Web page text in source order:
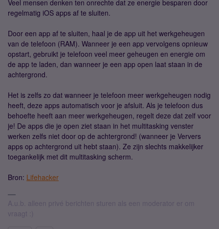
Veel mensen denken ten onrechte dat ze energie besparen door
regelmatig iOS apps af te sluiten.
Door een app af te sluiten, haal je de app uit het werkgeheugen
van de telefoon (RAM). Wanneer je een app vervolgens opnieuw
opstart, gebruikt je telefoon veel meer geheugen en energie om
de app te laden, dan wanneer je een app open laat staan in de
achtergrond.
Het is zelfs zo dat wanneer je telefoon meer werkgeheugen nodig
heeft, deze apps automatisch voor je afsluit. Als je telefoon dus
behoefte heeft aan meer werkgeheugen, regelt deze dat zelf voor
je! De apps die je open ziet staan in het multitasking venster
werken zelfs niet door op de achtergrond! (wanneer je Ververs
apps op achtergrond uit hebt staan). Ze zijn slechts makkelijker
toegankelijk met dit multitasking scherm.
Bron: Lifehacker
A.u.b. alleen privé berichten sturen als een moderator er om
vraagt :)